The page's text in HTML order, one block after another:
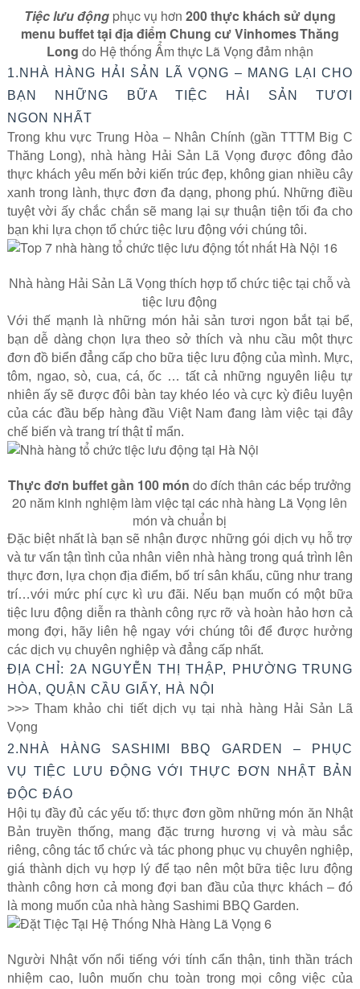
Tiệc lưu độngphục vụ hơn 200 thực khách sử dụng
menu buffet tại địa điểm Chung cư Vinhomes Thăng
Long do Hệ thống Ẩm thực Lã Vọng đảm nhận
1.NHÀ HÀNG HẢI SẢN LÃ VỌNG – MANG LẠI CHO
BẠN NHỮNG BỮA TIỆC HẢI SẢN TƯƠI
NGON NHẤT
Trong khu vực Trung Hòa – Nhân Chính (gần TTTM Big C
Thăng Long), nhà hàng Hải Sản Lã Vọng được đông đảo
thực khách yêu mến bởi kiến trúc đẹp, không gian nhiều cây
xanh trong lành, thực đơn đa dạng, phong phú. Những điều
tuyệt vời ấy chắc chắn sẽ mang lại sự thuận tiện tối đa cho
bạn khi lựa chọn tổ chức tiệc lưu động với chúng tôi.
Nhà hàng Hải Sản Lã Vọng thích hợp tổ chức tiệc tại chỗ và
tiệc lưu động
Với thế mạnh là những món hải sản tươi ngon bắt tại bể,
bạn dễ dàng chọn lựa theo sở thích và nhu cầu một thực
đơn đồ biển đẳng cấp cho bữa tiệc lưu động của mình. Mực,
tôm, ngao, sò, cua, cá, ốc … tất cả những nguyên liệu tự
nhiên ấy sẽ được đôi bàn tay khéo léo và cực kỳ điêu luyện
của các đầu bếp hàng đầu Việt Nam đang làm việc tại đây
chế biến và trang trí thật tỉ mẩn.
Thực đơn buffet gần 100 món do đích thân các bếp trưởng
20 năm kinh nghiệm làm việc tại các nhà hàng Lã Vọng lên
món và chuẩn bị
Đặc biệt nhất là bạn sẽ nhận được những gói dịch vụ hỗ trợ
và tư vấn tận tình của nhân viên nhà hàng trong quá trình lên
thực đơn, lựa chọn địa điểm, bố trí sân khấu, cũng như trang
trí…với mức phí cực kì ưu đãi. Nếu bạn muốn có một bữa
tiệc lưu động diễn ra thành công rực rỡ và hoàn hảo hơn cả
mong đợi, hãy liên hệ ngay với chúng tôi để được hưởng
các dịch vụ chuyên nghiệp và đẳng cấp nhất.
ĐỊA CHỈ: 2A NGUYỄN THỊ THẬP, PHƯỜNG TRUNG
HÒA, QUẬN CẦU GIẤY, HÀ NỘI
>>> Tham khảo chi tiết dịch vụ tại nhà hàng Hải Sản Lã
Vọng
2.NHÀ HÀNG SASHIMI BBQ GARDEN – PHỤC
VỤ TIỆC LƯU ĐỘNG VỚI THỰC ĐƠN NHẬT BẢN
ĐỘC ĐÁO
Hội tụ đầy đủ các yếu tố: thực đơn gồm những món ăn Nhật
Bản truyền thống, mang đặc trưng hương vị và màu sắc
riêng, công tác tổ chức và tác phong phục vụ chuyên nghiệp,
giá thành dịch vụ hợp lý để tạo nên một bữa tiệc lưu động
thành công hơn cả mong đợi ban đầu của thực khách – đó
là mong muốn của nhà hàng Sashimi BBQ Garden.
Người Nhật vốn nổi tiếng với tính cẩn thận, tinh thần trách
nhiệm cao, luôn muốn chu toàn trong mọi công việc của